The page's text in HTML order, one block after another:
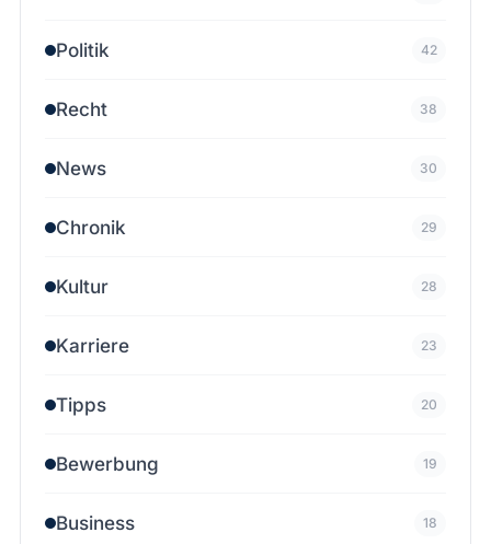
Politik 42
Recht 38
News 30
Chronik 29
Kultur 28
Karriere 23
Tipps 20
Bewerbung 19
Business 18